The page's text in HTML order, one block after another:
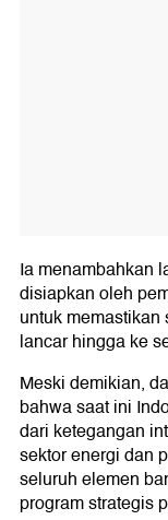
Ia menambahkan
disiapkan oleh
untuk
lancar hingga ke
Meski demikian,
bahwa saat ini
dari ketegangan
sektor energi dan
seluruh elemen
program strategis